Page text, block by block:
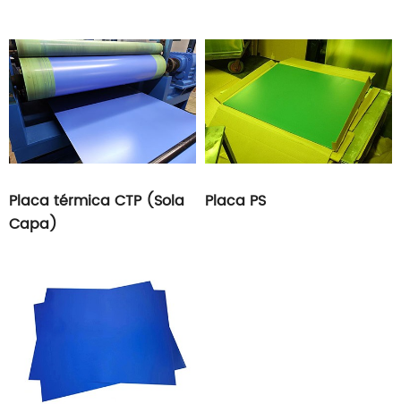
Placa térmica CTP (Sola
Capa)
Placa PS